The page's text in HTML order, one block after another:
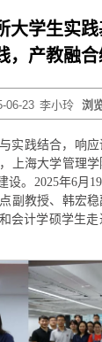
党群组织
学系设置
学院制度
学院视频
学院宣传
学生实
，产教融
06-23 李小玲 浏
实践结合，响
上海大学管理
。2025年6月
副教授、韩宏
会计学硕学生